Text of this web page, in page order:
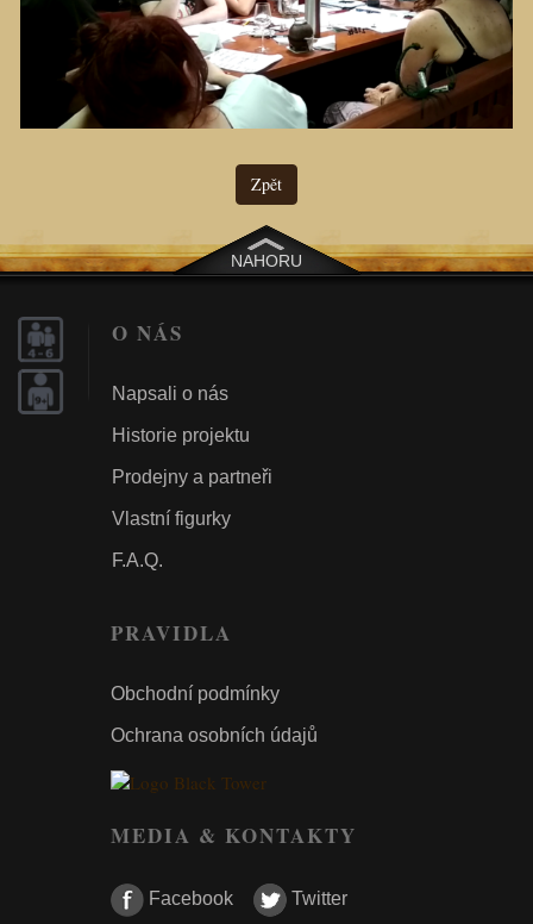
Zpět
NAHORU
O NÁS
Napsali o nás
Historie projektu
Prodejny a partneři
Vlastní figurky
F.A.Q.
PRAVIDLA
Obchodní podmínky
Ochrana osobních údajů
MEDIA & KONTAKTY
Facebook Twitter